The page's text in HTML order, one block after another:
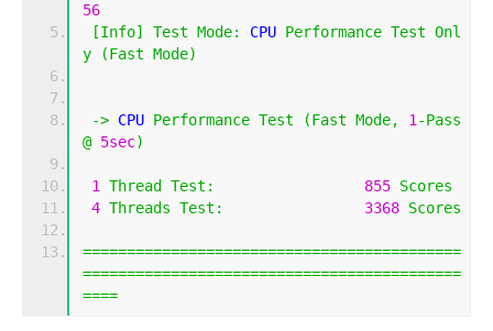
56
[Info] Test Mode: CPU Performance Test Onl
y
(Fast Mode)
-> CPU Performance Test (Fast Mode, 1-Pass
@ 5sec)
1 Thread Test : 855 Scores
4 Threads Test : 3368 Scores
===========================================
===========================================
====